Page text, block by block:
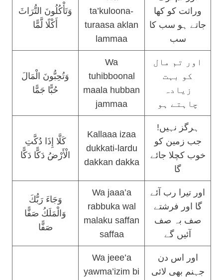
وَتَأْكُلُونَ التُّرَاثَ
أَكْلًا لَّمًّا
ta’kuloona-
turaasa aklan
lammaa
وراثت کو کھا
جاتے ہو سب کا
سب
وَتُحِبُّونَ الْمَالَ
حُبًّا جَمًّا
Wa
tuhibboonal
maala hubban
jammaa
اور تم مال
کو بہت
زیادہ
چاہتے ہو
كَلَّا إِذَا دُكَّتِ
الْأَرْضُ دَكًّا دَكًّا
Kallaaa izaa
dukkati-lardu
dakkan dakka
ہرگز نہیں!
جب زمین کو
خوب کچلا جائے
گا
وَجَاءَ رَبُّكَ
وَالْمَلَكُ صَفًّا
صَفًّا
Wa jaaa’a
rabbuka wal
malaku saffan
saffaa
اور تیرا رب آئے
گا اور فرشتے
صف بہ صف
آئیں گے
Wa jeee’a
yawma’izim bi
اور اس دن
جہنم بھی لائی